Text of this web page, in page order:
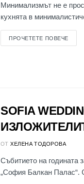
Минимализмът не е
кухнята в
ПРОЧЕТЕТЕ ПОВЕЧЕ
SOFIA
ОТ ХЕЛЕНА ТОДОРОВА
Събитието на годината
„София Балкан Палас“.